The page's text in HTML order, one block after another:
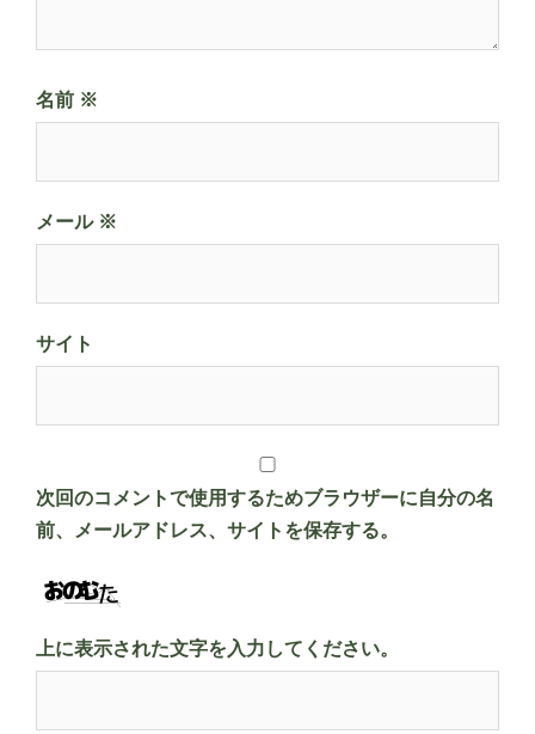
名前 ※
メール ※
サイト
次回のコメントで使用するためブラウザーに自分の名
前、メールアドレス、サイトを保存する。
上に表示された文字を入力してください。